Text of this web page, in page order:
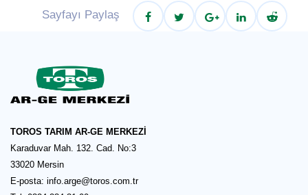
Sayfayı Paylaş
TOROS TARIM AR-GE MERKEZİ
Karaduvar Mah. 132. Cad. No:3
33020 Mersin
E-posta: info.arge@toros.com.tr